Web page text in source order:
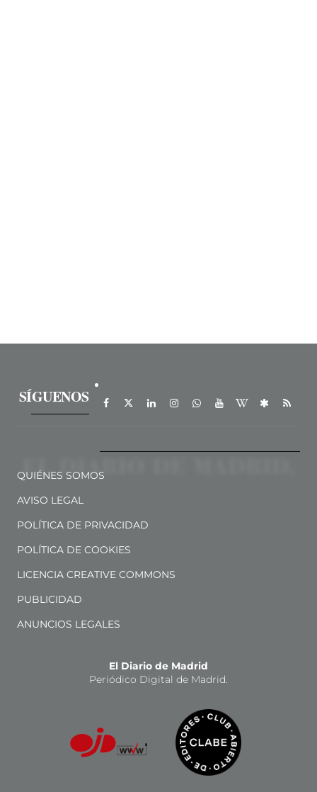
SÍGUENOS
QUIÉNES SOMOS
AVISO LEGAL
POLÍTICA DE PRIVACIDAD
POLÍTICA DE COOKIES
LICENCIA CREATIVE COMMONS
PUBLICIDAD
ANUNCIOS LEGALES
El Diario de Madrid
Periódico Digital de Madrid.